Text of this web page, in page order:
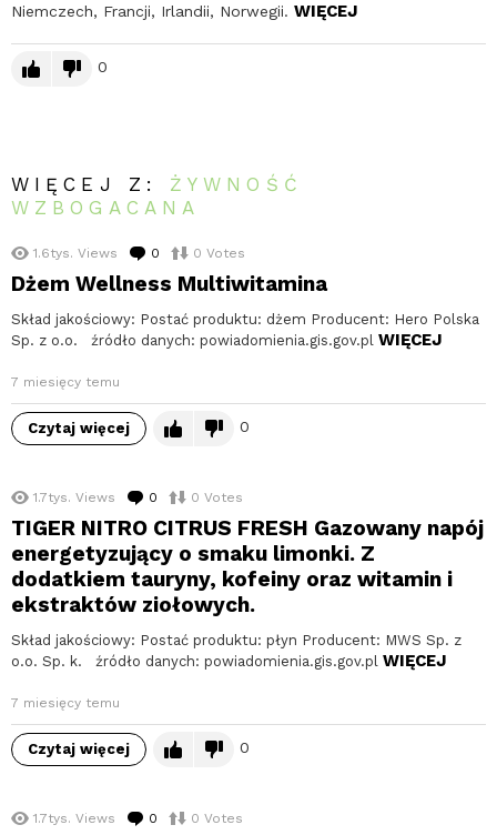
Niemczech, Francji, Irlandii, Norwegii. WIĘCEJ
0
WIĘCEJ Z: ŻYWNOŚĆ
WZBOGACANA
1.6tys. Views 0 komentarzy
0 Votes
Dżem Wellness Multiwitamina
Skład jakościowy: Postać produktu: dżem Producent: Hero Polska
Sp. z o.o. źródło danych: powiadomienia.gis.gov.pl WIĘCEJ
7 miesięcy temu
Czytaj więcej 0
1.7tys. Views 0 komentarzy
0 Votes
TIGER NITRO CITRUS FRESH Gazowany napój
energetyzujący o smaku limonki. Z
dodatkiem tauryny, kofeiny oraz witamin i
ekstraktów ziołowych.
Skład jakościowy: Postać produktu: płyn Producent: MWS Sp. z
o.o. Sp. k. źródło danych: powiadomienia.gis.gov.pl WIĘCEJ
7 miesięcy temu
Czytaj więcej 0
1.7tys. Views 0 komentarzy
0 Votes